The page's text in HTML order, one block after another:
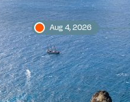
Aug 4, 2026